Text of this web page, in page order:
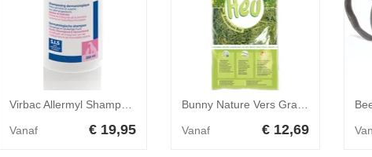
Virbac Allermyl Shampoo 250 ml
Vanaf € 19,95 Vanaf € 12,69